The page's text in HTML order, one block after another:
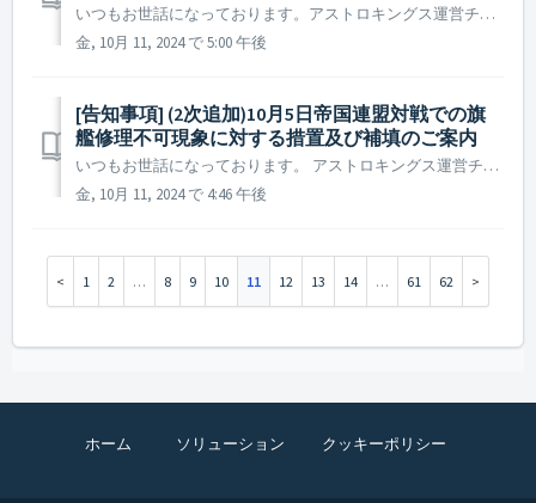
いつもお世話になっております。アストロキングス運営チームです。 2024年10月16日に実施予定の定期メンテナンス及びアップデート内容についてご案内いたします。 ※ 本告知は事前告知であり、諸事情により一部内容が変更となる場合がございます。その際は改めてご案内させていただく予定です。 ...
金, 10月 11, 2024 で 5:00 午後
[告知事項] (2次追加)10月5日帝国連盟対戦での旗
艦修理不可現象に対する措置及び補填のご案内
いつもお世話になっております。 アストロキングス運営チームです。 2024年10月5日に実施された帝国連盟対戦で旗艦を修理できない現象が発生していたことを確認いたしました。 実施された全ての戦闘を対象に確認作業を実施し、詳細確認のため措置が遅れてしまいました事誠に申し訳ございません。 ...
金, 10月 11, 2024 で 4:46 午後
1 2 … 8 9 10 11 12 13 14 … 61 62
ホーム ソリューション クッキーポリシー